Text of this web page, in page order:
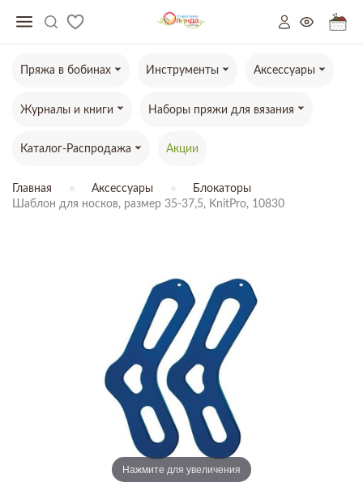
Пряжа в бобинах Инструменты Аксессуары
Журналы и книги Наборы пряжи для вязания
Каталог-Распродажа Акции
Главная Аксессуары
Блокаторы
Шаблон для носков, размер 35-37,5, KnitPro, 10830
Нажмите для увеличения